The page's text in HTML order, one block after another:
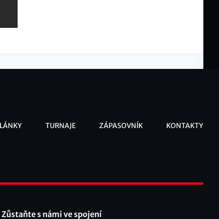
TURNAJE ZÁPASOVNÍK KONTAKTY
Zůstaňte s námi ve spojení